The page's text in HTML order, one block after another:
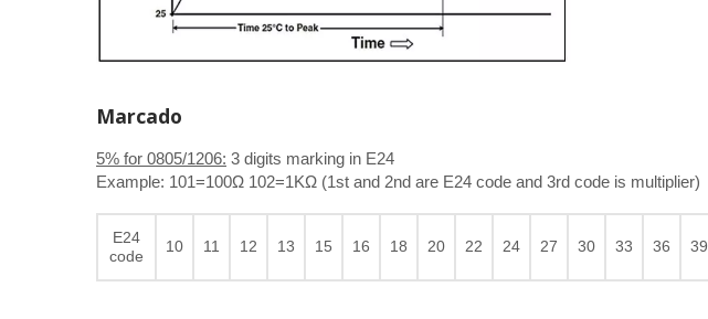
Marcado
5% for 0805/1206: 3 digits marking in E24
Example: 101=100Ω 102=1KΩ (1st and 2nd are E24 code and 3rd code is multiplier)
E24
code
10 11 12 13 15 16 18 20 22 24 27 30 33 36 39